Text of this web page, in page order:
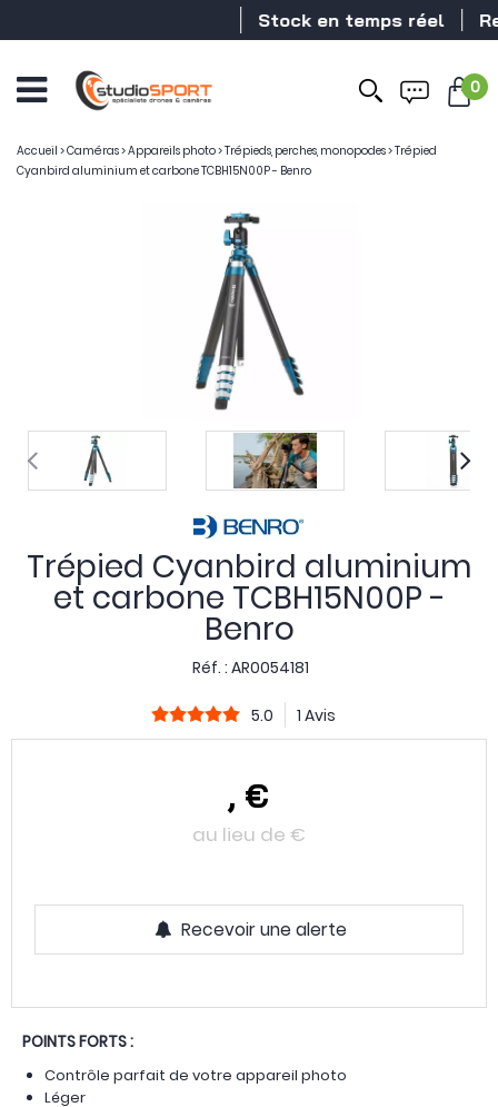
Stock en temps réel
0
Accueil >Caméras>Appareils photo>Trépieds, perches, monopodes>Trépied
Cyanbird aluminium et carbone TCBH15N00P - Benro
Trépied Cyanbird aluminium
et carbone TCBH15N00P -
Benro
Réf. : AR0054181
5.0 1 Avis
, €
au lieu de €
Recevoir une alerte
POINTS FORTS :
Contrôle parfait de votre appareil photo
Léger